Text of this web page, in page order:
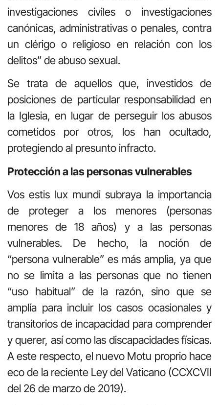
investigaciones civiles o investigaciones
canónicas, administrativas o penales, contra
un clérigo o religioso en relación con los
delitos” de abuso sexual.
Se trata de aquellos que, investidos de
posiciones de particular responsabilidad en
la Iglesia, en lugar de perseguir los abusos
cometidos por otros, los han ocultado,
protegiendo al presunto infracto.
Protección a las personas vulnerables
Vos estis lux mundi subraya la importancia
de proteger a los menores (personas
menores de 18 años) y a las personas
vulnerables. De hecho, la noción de
“persona vulnerable” es más amplia, ya que
no se limita a las personas que no tienen
“uso habitual” de la razón, sino que se
amplía para incluir los casos ocasionales y
transitorios de incapacidad para comprender
y querer, así como las discapacidades físicas.
A este respecto, el nuevo Motu proprio hace
eco de la reciente Ley del Vaticano (CCXCVII
del 26 de marzo de 2019).